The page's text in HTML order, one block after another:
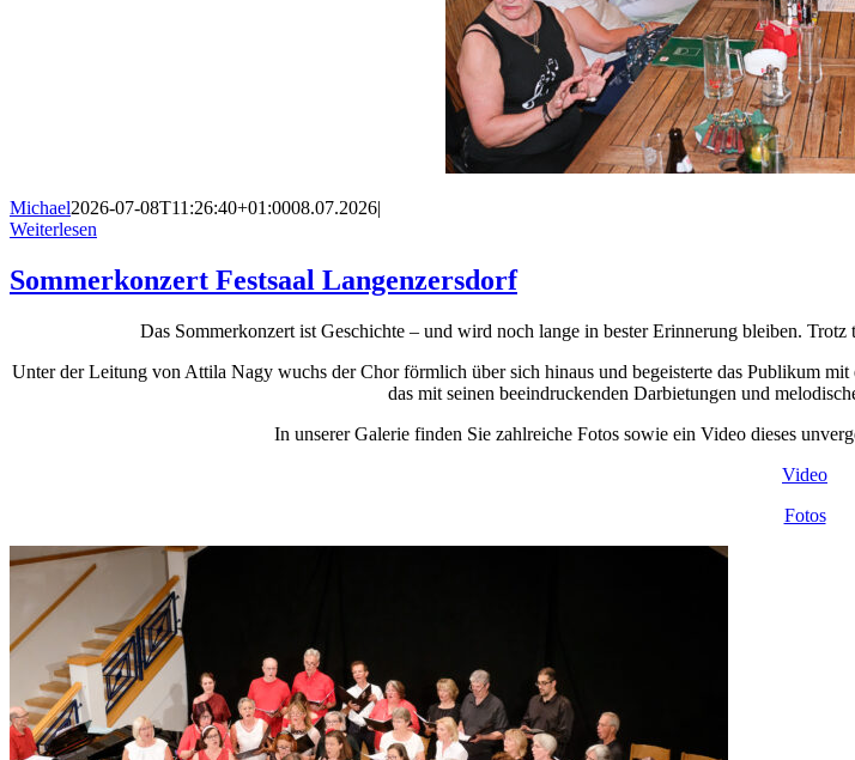
Michael2026-07-08T11:26:40+01:0008.07.2026|
Weiterlesen
Sommerkonzert Festsaal Langenzersdorf
Das Sommerkonzert ist Geschichte – und wird noch lange in bester Erinnerung bleiben.
Unter der Leitung von Attila Nagy wuchs der Chor förmlich über sich hinaus und begeisterte das Publikum
das mit seinen beeindruckenden Darbietungen und
In unserer Galerie finden Sie zahlreiche Fotos sowie ein Video dieses
Video
Fotos